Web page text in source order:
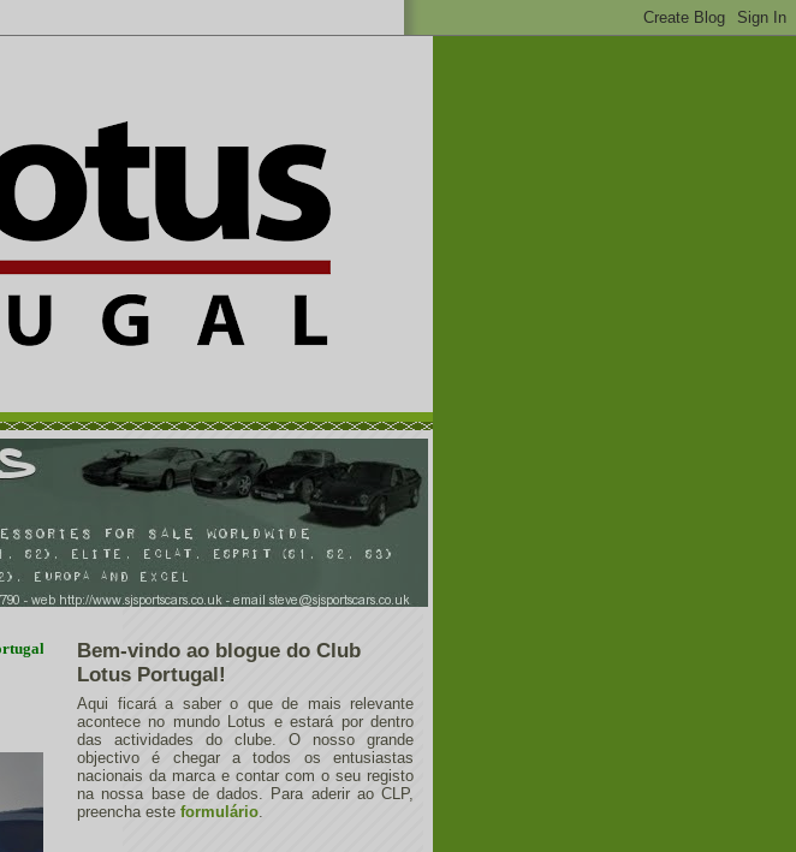
Bem-vindo ao blogue do Club
Lotus Portugal!
Aqui ficará a saber o que de mais relevante
acontece no mundo Lotus e estará por dentro
das actividades do clube. O nosso grande
objectivo é chegar a todos os entusiastas
nacionais da marca e contar com o seu registo
na nossa base de dados. Para aderir ao CLP,
preencha este formulário.